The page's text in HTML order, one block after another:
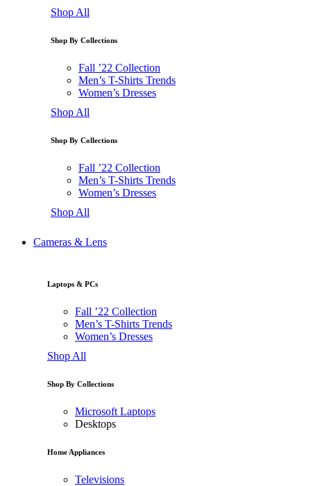
Shop All
Shop By Collections
Fall ’22 Collection
Men’s T-Shirts Trends
Women’s Dresses
Shop All
Shop By Collections
Fall ’22 Collection
Men’s T-Shirts Trends
Women’s Dresses
Shop All
Cameras & Lens
Laptops & PCs
Fall ’22 Collection
Men’s T-Shirts Trends
Women’s Dresses
Shop All
Shop By Collections
Microsoft Laptops
Desktops
Home Appliances
Televisions